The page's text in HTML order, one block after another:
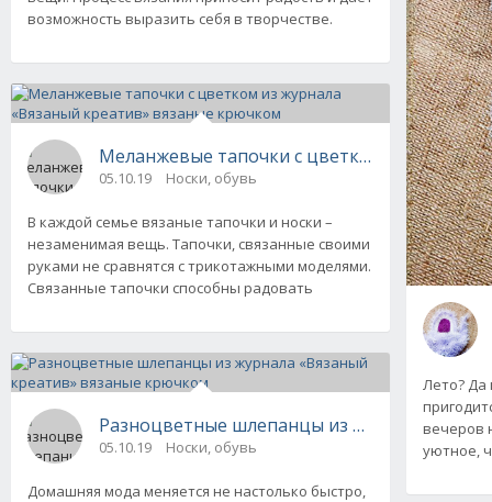
возможность выразить себя в творчестве.
Меланжевые тапочки с цветком из
05.10.19 Носки, обувь
В каждой семье вязаные тапочки и носки –
незаменимая вещь. Тапочки, связанные своими
руками не сравнятся с трикотажными моделями.
Связанные тапочки способны радовать
Разноцветные шлепанцы из журнала
05.10.19 Носки, обувь
Домашняя мода меняется не настолько быстро,
Лето? Да
вечеров
уютное,